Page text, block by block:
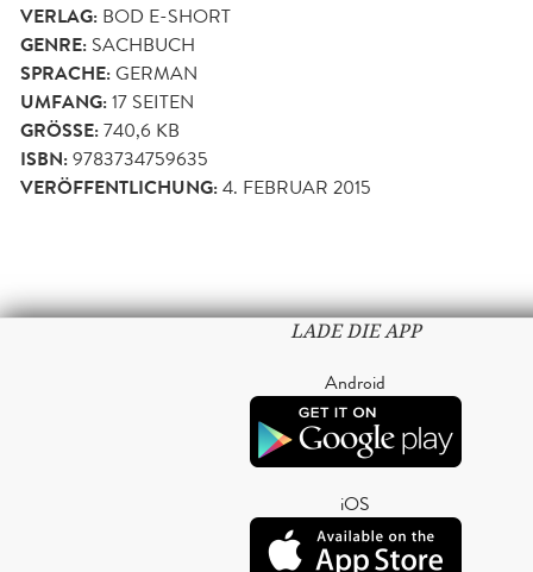
VERLAG: BOD E-SHORT
GENRE: SACHBUCH
SPRACHE:GERMAN
UMFANG:17 SEITEN
GRÖSSE: 740,6 KB
ISBN:9783734759635
VERÖFFENTLICHUNG:4. FEBRUAR 2015
LADE DIE APP
Android
iOS